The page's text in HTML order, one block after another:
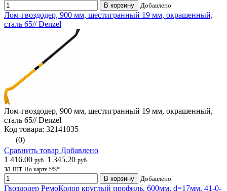
В корзину Добавлено
Лом-гвоздодер, 900 мм, шестигранный 19 мм, окрашенный,
сталь 65// Denzel
Лом-гвоздодер, 900 мм, шестигранный 19 мм, окрашенный,
сталь 65// Denzel
Код товара: 32141035
(0)
Сравнить товар Добавлено
1 416.00 руб. 1 345.20 руб.
за шт По карте 5%*
В корзину Добавлено
Гвоздодер РемоКолор круглый профиль, 600мм, d=17мм, 41-0-